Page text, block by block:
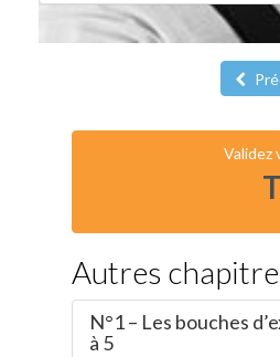
Validez
Autres
N°1 – Les bouches
à 5